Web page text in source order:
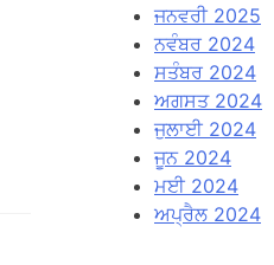
ਜਨਵਰੀ 2025
ਨਵੰਬਰ 2024
ਸਤੰਬਰ 2024
ਅਗਸਤ 2024
ਜੁਲਾਈ 2024
ਜੂਨ 2024
ਮਈ 2024
ਅਪ੍ਰੈਲ 2024